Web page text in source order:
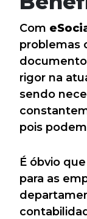
Com
problemas
rigor na
sendo
pois
É óbvio
para as